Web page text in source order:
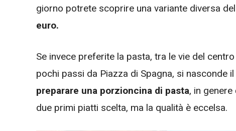
giorno potrete scoprire una variante diversa
euro.
Se invece preferite la pasta, tra le vie del
pochi passi da Piazza di Spagna, si nasconde il
preparare una porzioncina di pasta, in
due primi piatti scelta, ma la qualità è eccelsa.